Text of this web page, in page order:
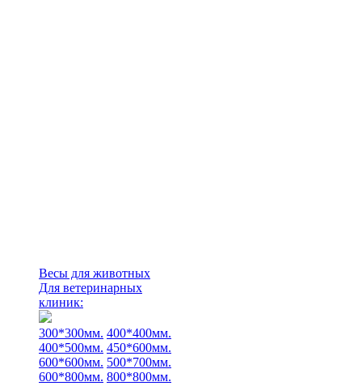
Весы для животных
Для ветеринарных
клиник:
300*300мм. 400*400мм.
400*500мм. 450*600мм.
600*600мм. 500*700мм.
600*800мм. 800*800мм.